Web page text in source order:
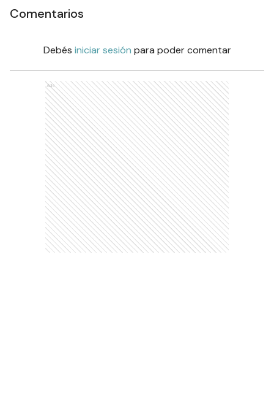
Comentarios
Debés iniciar sesión para poder comentar
Ads